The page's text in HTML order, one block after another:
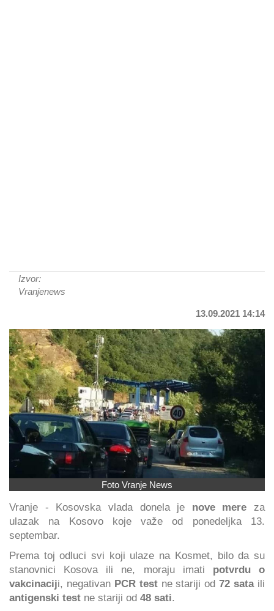
Izvor:
Vranjenews
13.09.2021 14:14
Foto Vranje News
Vranje - Kosovska vlada donela je nove mere za
ulazak na Kosovo koje važe od ponedeljka 13.
septembar.
Prema toj odluci svi koji ulaze na Kosmet, bilo da su
stanovnici Kosova ili ne, moraju imati potvrdu o
vakcinaciji, negativan PCR testne stariji od72 sataili
antigenski test ne stariji od 48 sati.